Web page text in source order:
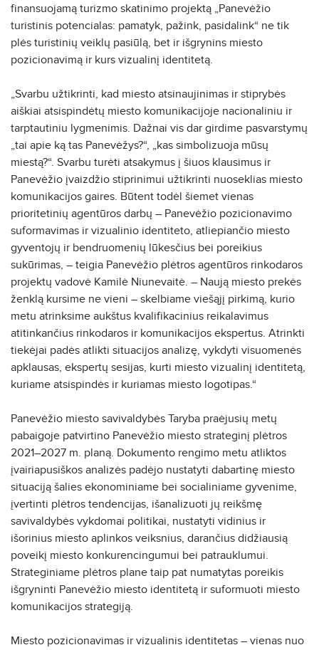
finansuojamą turizmo skatinimo projektą „Panevėžio
turistinis potencialas: pamatyk, pažink, pasidalink“ ne tik
plės turistinių veiklų pasiūlą, bet ir išgrynins miesto
pozicionavimą ir kurs vizualinį identitetą.
„Svarbu užtikrinti, kad miesto atsinaujinimas ir stiprybės
aiškiai atsispindėtų miesto komunikacijoje nacionaliniu ir
tarptautiniu lygmenimis. Dažnai vis dar girdime pasvarstymų
„tai apie ką tas Panevėžys?“, „kas simbolizuoja mūsų
miestą?“. Svarbu turėti atsakymus į šiuos klausimus ir
Panevėžio įvaizdžio stiprinimui užtikrinti nuoseklias miesto
komunikacijos gaires. Būtent todėl šiemet vienas
prioritetinių agentūros darbų – Panevėžio pozicionavimo
suformavimas ir vizualinio identiteto, atliepiančio miesto
gyventojų ir bendruomenių lūkesčius bei poreikius
sukūrimas, – teigia Panevėžio plėtros agentūros rinkodaros
projektų vadovė Kamilė Niunevaitė. – Naują miesto prekės
ženklą kursime ne vieni – skelbiame viešąjį pirkimą, kurio
metu atrinksime aukštus kvalifikacinius reikalavimus
atitinkančius rinkodaros ir komunikacijos ekspertus. Atrinkti
tiekėjai padės atlikti situacijos analizę, vykdyti visuomenės
apklausas, ekspertų sesijas, kurti miesto vizualinį identitetą,
kuriame atsispindės ir kuriamas miesto logotipas.“
Panevėžio miesto savivaldybės Taryba praėjusių metų
pabaigoje patvirtino Panevėžio miesto strateginį plėtros
2021–2027 m. planą. Dokumento rengimo metu atliktos
įvairiapusiškos analizės padėjo nustatyti dabartinę miesto
situaciją šalies ekonominiame bei socialiniame gyvenime,
įvertinti plėtros tendencijas, išanalizuoti jų reikšmę
savivaldybės vykdomai politikai, nustatyti vidinius ir
išorinius miesto aplinkos veiksnius, darančius didžiausią
poveikį miesto konkurencingumui bei patrauklumui.
Strateginiame plėtros plane taip pat numatytas poreikis
išgryninti Panevėžio miesto identitetą ir suformuoti miesto
komunikacijos strategiją.
Miesto pozicionavimas ir vizualinis identitetas – vienas nuo